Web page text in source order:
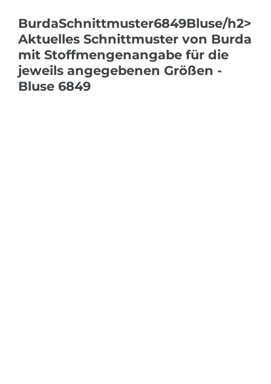
BurdaSchnittmuster6849Bluse/h2>
Aktuelles Schnittmuster von Burda
mit Stoffmengenangabe für die
jeweils angegebenen Größen -
Bluse 6849